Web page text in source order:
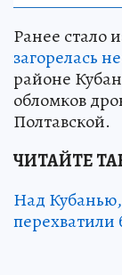
Ранее стало
загорелась
районе
обломков
Полтавской.
ЧИТАЙТЕ
Над
перехватили